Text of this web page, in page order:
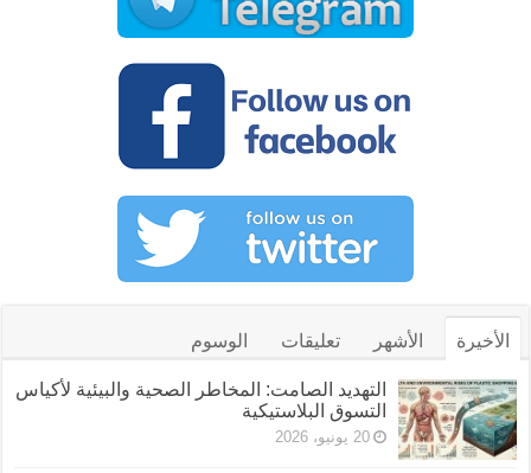
الأخيرة الأشهر تعليقات الوسوم
التهديد الصامت: المخاطر الصحية والبيئية لأكياس
التسوق البلاستيكية
20 يونيو، 2026